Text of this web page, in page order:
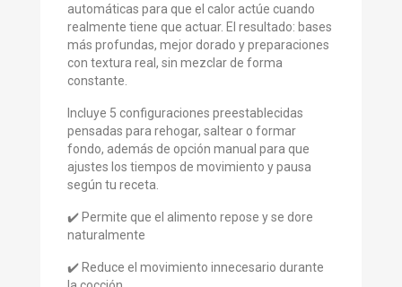
automáticas para que el calor actúe cuando
realmente tiene que actuar. El resultado: bases
más profundas, mejor dorado y preparaciones
con textura real, sin mezclar de forma
constante.
Incluye 5 configuraciones preestablecidas
pensadas para rehogar, saltear o formar
fondo, además de opción manual para que
ajustes los tiempos de movimiento y pausa
según tu receta.
✔️ Permite que el alimento repose y se dore
naturalmente
✔️ Reduce el movimiento innecesario durante